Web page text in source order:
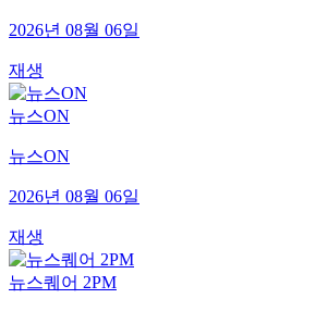
2026년 08월 06일
재생
뉴스ON
뉴스ON
2026년 08월 06일
재생
뉴스퀘어 2PM